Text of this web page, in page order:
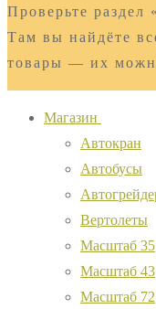
Проверьте
Там вы найдёте
товары — их
Магазин
Автокран
Автобусы
Вертолеты
Масштаб 35
Масштаб 43
Масштаб 72